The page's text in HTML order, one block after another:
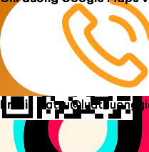
Copyright